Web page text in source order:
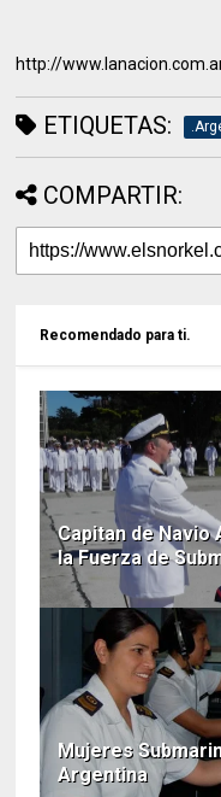
http://
ETIQUETAS:
COMPARTIR:
Recomendado para ti.
Capitan de Navio
la Fuerza de
Mujeres
Argentina